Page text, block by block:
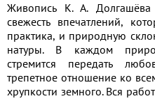
Живопись К. А. Долгашёва
свежесть впечатлений,
практика, и природную
натуры. В каждом
стремится передать
трепетное отношение ко
хрупкости земного. Вся